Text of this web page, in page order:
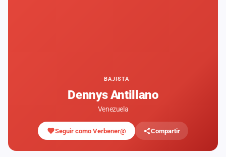
BAJISTA
Dennys Antillano
Venezuela
Seguir como Verbener@ Compartir
Rankings